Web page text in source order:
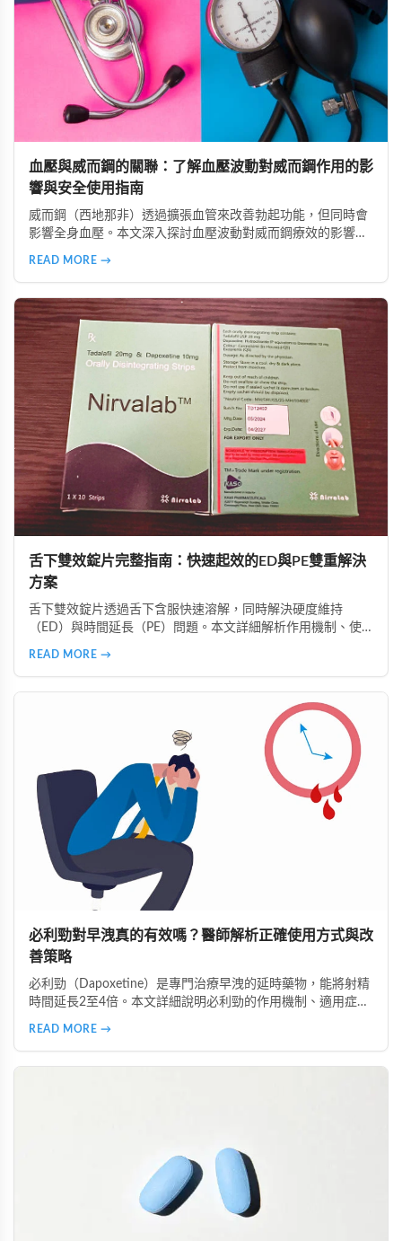
血壓與威而鋼的關聯：了解血壓波動對威而鋼作用的影
響與安全使用指南
威而鋼（西地那非）透過擴張血管來改善勃起功能，但同時會
影響全身血壓。本文深入探討血壓波動對威而鋼療效的影響，
在兼顧安全的前提下提升性生活品質。
READ MORE →
舌下雙效錠片完整指南：快速起效的ED與PE雙重解決
方案
舌下雙效錠片透過舌下含服快速溶解，同時解決硬度維持
（ED）與時間延長（PE）問題。本文詳細解析作用機制、使
READ MORE →
必利勁對早洩真的有效嗎？醫師解析正確使用方式與改
善策略
必利勁（Dapoxetine）是專門治療早洩的延時藥物，能將射精
時間延長2至4倍。本文詳細說明必利勁的作用機制、適用症
活調整的完整指南。
READ MORE →